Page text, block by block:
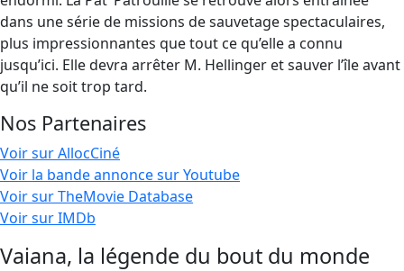
dans une série de missions de sauvetage spectaculaires,
plus impressionnantes que tout ce qu’elle a connu
jusqu’ici. Elle devra arrêter M. Hellinger et sauver l’île avant
qu’il ne soit trop tard.
Nos Partenaires
Voir sur AllocCiné
Voir la bande annonce sur Youtube
Voir sur TheMovie Database
Voir sur IMDb
Vaiana, la légende du bout du monde